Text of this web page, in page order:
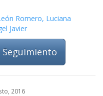
Romero, Luciana
Javier
Seguimiento
2016